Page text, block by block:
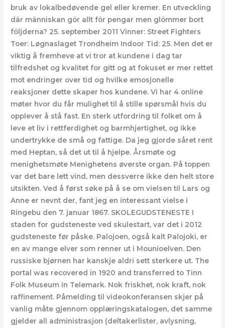
bruk av lokalbedøvende gel eller kremer. En utveckling
där människan gör allt för pengar men glömmer bort
följderna? 25. september 2011 Vinner: Street Fighters
Toer: Løgnaslaget Trondheim Indoor Tid: 25. Men det er
viktig å fremheve at vi tror at kundene i dag tar
tilfredshet og kvalitet for gitt og at fokuset er mer rettet
mot endringer over tid og hvilke emosjonelle
reaksjoner dette skaper hos kundene. Vi har 4 online
møter hvor du får mulighet til å stille spørsmål hvis du
opplever å stå fast. En sterk utfordring til folket om å
leve et liv i rettferdighet og barmhjertighet, og ikke
undertrykke de små og fattige. Da jeg gjorde såret rent
med Heptan, så det ut til å hjelpe. Årsmøte og
menighetsmøte Menighetens øverste organ. På toppen
var det bare lett vind, men dessverre ikke den helt store
utsikten. Ved å først søke på å se om vielsen til Lars og
Anne er nevnt der, fant jeg en interessant vielse i
Ringebu den 7. januar 1867. SKOLEGUDSTENESTE I
staden for gudsteneste ved skulestart, var det i 2012
gudsteneste før påske. Palojoen, også kalt Palojoki, er
en av mange elver som renner ut i Mounioelven. Den
russiske bjørnen har kanskje aldri sett sterkere ut. The
portal was recovered in 1920 and transferred to Tinn
Folk Museum in Telemark. Nok friskhet, nok kraft, nok
raffinement. Påmelding til videokonferansen skjer på
vanlig måte gjennom opplæringskatalogen, det samme
gjelder all administrasjon (deltakerlister, avlysning,